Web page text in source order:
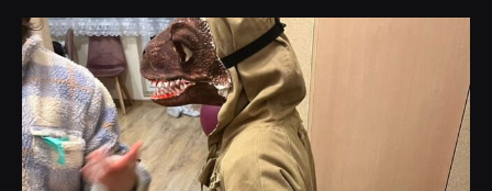
dobryhorror
Lis 1